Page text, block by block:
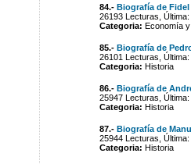
84.- Biografía de Fidel
26193 Lecturas,
Categoria: Economía
85.- Biografía de
26101 Lecturas,
Categoria: Historia
86.- Biografía de
25947 Lecturas,
Categoria: Historia
87.- Biografía de
25944 Lecturas,
Categoria: Historia